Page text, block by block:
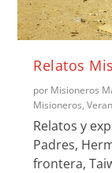
Relatos
por Misioneros
Misioneros,
Relatos y
Padres,
frontera,